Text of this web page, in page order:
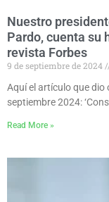
Nuestro
Pardo, cuenta su
revista Forbes
9 de septiembre de 2024
Aquí el artículo que
septiembre 2024:
Read More »